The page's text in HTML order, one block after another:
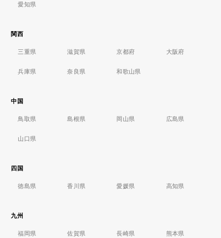
愛知県
関西
三重県 滋賀県 京都府 大阪府
兵庫県 奈良県 和歌山県
中国
鳥取県 島根県 岡山県 広島県
山口県
四国
徳島県 香川県 愛媛県 高知県
九州
福岡県 佐賀県 長崎県 熊本県